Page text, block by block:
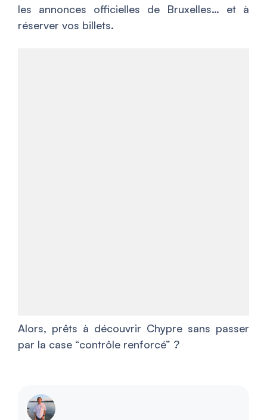
les annonces officielles de Bruxelles… et à
réserver vos billets.
Alors, prêts à découvrir Chypre sans passer
par la case “contrôle renforcé” ?